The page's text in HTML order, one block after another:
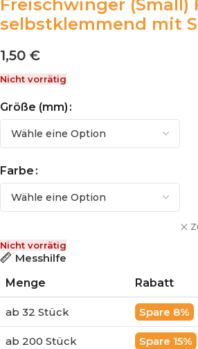
Freischwinger (Small)
selbstklemmend mit
1,50 €
Nicht vorrätig
Größe (mm)
Farbe
Nicht vorrätig
Messhilfe
Menge
Rabatt
ab 32 Stück 8%
ab 200 Stück 15%